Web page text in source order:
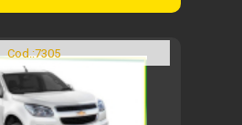
Cod.:7305